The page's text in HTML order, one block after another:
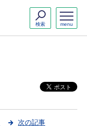
menu
検索
次の記事